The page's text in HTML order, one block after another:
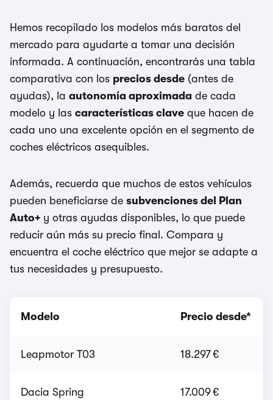
Hemos recopilado los modelos más baratos del
mercado para ayudarte a tomar una decisión
informada. A continuación, encontrarás una tabla
comparativa con los precios desde (antes de
ayudas), la autonomía aproximada de cada
modelo y las características clave que hacen de
cada uno una excelente opción en el segmento de
coches eléctricos asequibles.
Además, recuerda que muchos de estos vehículos
pueden beneficiarse de subvenciones del Plan
Auto+ y otras ayudas disponibles, lo que puede
reducir aún más su precio final. Compara y
encuentra el coche eléctrico que mejor se adapte a
tus necesidades y presupuesto.
Modelo Precio desde*
Leapmotor T03 18.297 €
Dacia Spring 17.009 €